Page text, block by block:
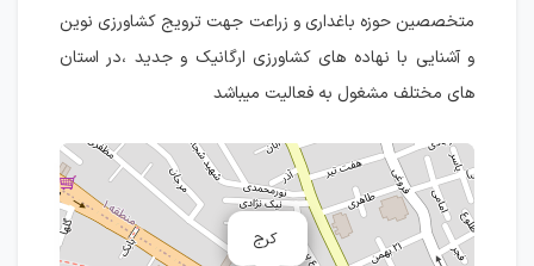
متخصصین حوزه باغداری و زراعت جهت ترویج کشاورزی نوین
و آشنایی با نهاده های کشاورزی ارگانیک و جدید ،در استان
های مختلف مشغول به فعالیت میباشد
کرج